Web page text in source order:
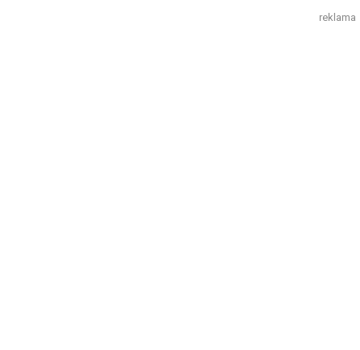
reklama